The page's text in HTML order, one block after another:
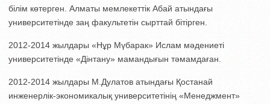
білім көтерген. Алматы мемлекеттік Абай атындағы
университетінде заң факультетін сырттай бітірген.
2012-2014 жылдары «Нұр Мүбарак» Ислам мәдениеті
университетінде «Дінтану» мамандығын тәмамдаған.
2012-2014 жылдары М.Дулатов атындағы Қостанай
инженерлік-экономикалық университетінің «Менеджмент»